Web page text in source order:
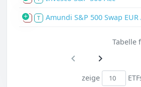
S T Amundi S&P 500 Swap EUR
Tabelle
zeige